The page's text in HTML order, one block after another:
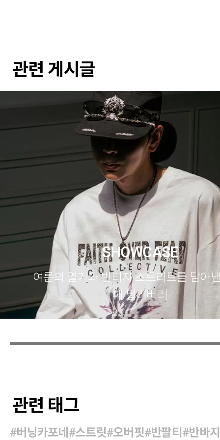
관련 게시글
SHOWCASE
여름의 열기와 빈티지 스트리트를 담아
째 딜리버리
관련 태그
#버닝카포네 #스트릿#오버핏#반팔티 #반바지